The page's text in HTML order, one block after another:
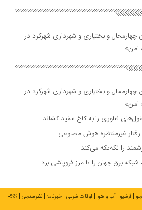
چهارمحال و بختیاری و شهرداری شهرکرد در
امن»
چهارمحال و بختیاری و شهرداری شهرکرد در
امن»
فناوری را به کاخ سفید کشاند
رفتار غیرمنتظره هوش مصنوعی
را تکه‌تکه می‌کند
برق جهان را تا مرز فروپاشی برد
آرشیو آب و هوا اوقات شرعی خبرنامه نظرسنجی RSS